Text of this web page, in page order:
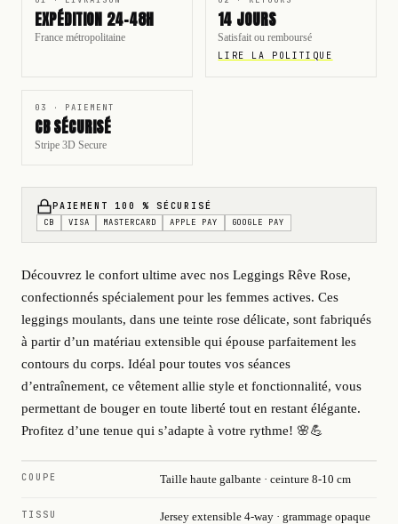
EXPÉDITION 24-48H
France métropolitaine
14 JOURS
Satisfait ou remboursé
LIRE LA POLITIQUE
03 · PAIEMENT
CB SÉCURISÉ
Stripe 3D Secure
PAIEMENT 100 % SÉCURISÉ
CB VISA MASTERCARD APPLE PAY GOOGLE PAY
Découvrez le confort ultime avec nos Leggings Rêve Rose,
confectionnés spécialement pour les femmes actives. Ces
leggings moulants, dans une teinte rose délicate, sont fabriqués
à partir d’un matériau extensible qui épouse parfaitement les
contours du corps. Idéal pour toutes vos séances
d’entraînement, ce vêtement allie style et fonctionnalité, vous
permettant de bouger en toute liberté tout en restant élégante.
Profitez d’une tenue qui s’adapte à votre rythme! 🌸💪
COUPE Taille haute galbante · ceinture 8-10 cm
TISSU Jersey extensible 4-way · grammage opaque